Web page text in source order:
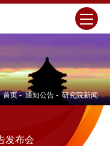
首页 - 通知公告 - 研究院新闻
发布会